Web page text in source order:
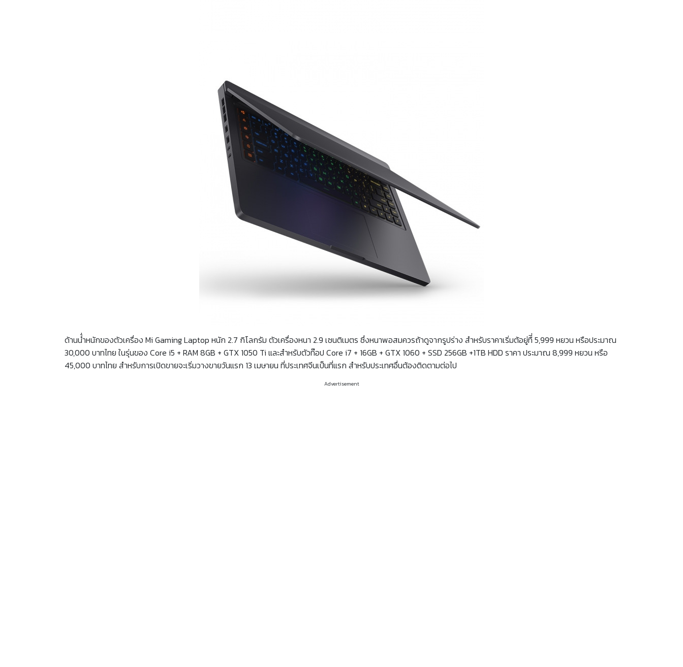
ด้านน้่ำหนักของตัวเครื่อง Mi Gaming Laptop หนัก 2.7 กิโลกรัม ตัวเครื่องหนา 2.9 เซนติเมตร ซึ่งหนาพอสมควรถ้าดูจากรูปร่าง สำหรับราคาเริ่มต้อยู่ทืี่ 5,999 หยวน หรือประมาณ
30,000 บาทไทย ในรุ่นของ Core i5 + RAM 8GB + GTX 1050 Ti และสำหรับตัวท๊อป Core i7 + 16GB + GTX 1060 + SSD 256GB +1TB HDD ราคา ประมาณ 8,999 หยวน หรือ
45,000 บาทไทย สำหรับการเปิดขายจะเริ่มวางขายวันแรก 13 เมษายน ที่ประเทศจีนเป็นที่แรก สำหรับประเทศอื่นต้องติดตามต่อไป
Advertisement